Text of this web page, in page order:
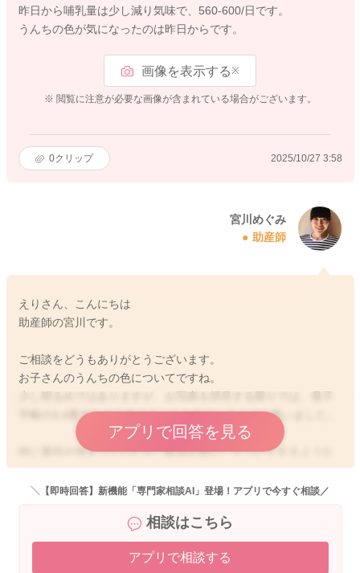
昨日から哺乳量は少し減り気味で、560-600/日です。
うんちの色が気になったのは昨日からです。
画像を表示する※
※ 閲覧に注意が必要な画像が含まれている場合がございます。
0クリップ 2025/10/27 3:58
宮川めぐみ
助産師
えりさん、こんにちは
助産師の宮川です。
ご相談をどうもありがとうございます。
お子さんのうんちの色についてですね。
少し明るめではありますが、お写真を拝見する限りでは、母子
手帳の3,4番当たりの色のうんちも出ているように思いました。
特に黄疸が強まっていたり、飲みが悪い、ぐったりするような
こともないようでしたら、様子を見ていただいてもいいように
は思いました。
そばで見ていて、ご心配な時にはかかりつけの先生にもご相談
いただけたらと思います。
アプリで回答を見る
＼【即時回答】新機能「専門家相談AI」登場！アプリで今すぐ相談／
相談はこちら
アプリで相談する